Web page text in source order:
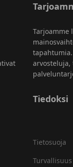
Tarjoamme
Tiedoksi
Tietosuoja
Turvallisuus